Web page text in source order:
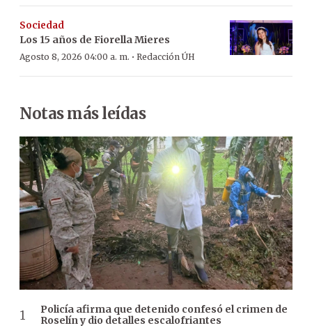
Sociedad
Los 15 años de Fiorella Mieres
Agosto 8, 2026 04:00 a. m. · Redacción ÚH
Notas más leídas
Policía afirma que detenido confesó el crimen de
Roselín y dio detalles escalofriantes